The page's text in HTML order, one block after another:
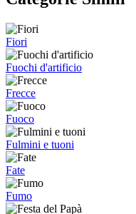
Fiori
Fuochi d'artificio
Frecce
Fuoco
Fulmini e tuoni
Fate
Fumo